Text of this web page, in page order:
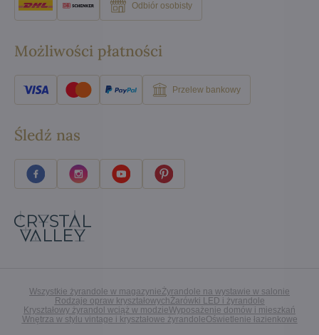
Odbiór osobisty
Możliwości płatności
Przelew bankowy
Śledź nas
Wszystkie żyrandole w magazynieŻyrandole na wystawie w salonie
Rodzaje opraw kryształowychŻarówki LED i żyrandole
Kryształowy żyrandol wciąż w modzieWyposażenie domów i mieszkań
Wnętrza w stylu vintage i kryształowe żyrandoleOświetlenie łazienkowe